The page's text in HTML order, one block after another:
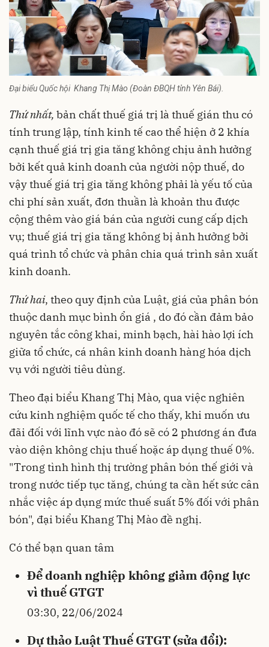
Đại biểu Quốc hội Khang Thị Mào (Đoàn ĐBQH tỉnh Yên Bái).
Thứ nhất, bản chất thuế giá trị là thuế gián thu có
tính trung lập, tính kinh tế cao thể hiện ở 2 khía
cạnh thuế giá trị gia tăng không chịu ảnh hưởng
bởi kết quả kinh doanh của người nộp thuế, do
vậy thuế giá trị gia tăng không phải là yếu tố của
chi phí sản xuất, đơn thuần là khoản thu được
cộng thêm vào giá bán của người cung cấp dịch
vụ; thuế giá trị gia tăng không bị ảnh hưởng bởi
quá trình tổ chức và phân chia quá trình sản xuất
kinh doanh.
Thứ hai, theo quy định của Luật, giá của phân bón
thuộc danh mục bình ổn giá , do đó cần đảm bảo
nguyên tắc công khai, minh bạch, hài hào lợi ích
giữa tổ chức, cá nhân kinh doanh hàng hóa dịch
vụ với người tiêu dùng.
Theo đại biểu Khang Thị Mào, qua việc nghiên
cứu kinh nghiệm quốc tế cho thấy, khi muốn ưu
đãi đối với lĩnh vực nào đó sẽ có 2 phương án đưa
vào diện không chịu thuế hoặc áp dụng thuế 0%.
"Trong tình hình thị trường phân bón thế giới và
trong nước tiếp tục tăng, chúng ta cần hết sức cân
nhắc việc áp dụng mức thuế suất 5% đối với phân
bón", đại biểu Khang Thị Mào đề nghị.
Có thể bạn quan tâm
Để doanh nghiệp không giảm động lực
vì thuế GTGT
03:30, 22/06/2024
Dự thảo Luật Thuế GTGT (sửa đổi):